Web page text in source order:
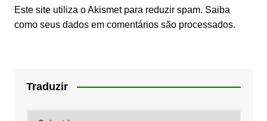
Este site utiliza o Akismet para reduzir spam. Saiba
como seus dados em comentários são processados.
Traduzir